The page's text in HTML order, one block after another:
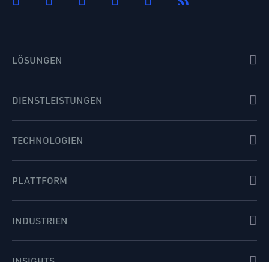
LÖSUNGEN
DIENSTLEISTUNGEN
TECHNOLOGIEN
PLATTFORM
INDUSTRIEN